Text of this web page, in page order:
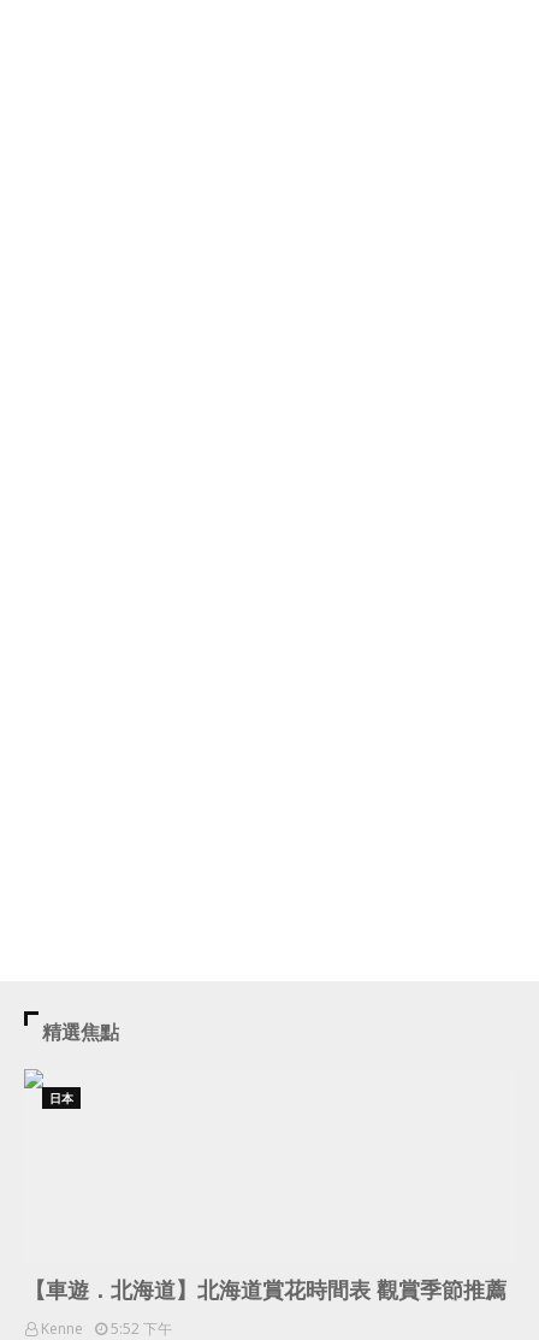
精選焦點
日本
【車遊．北海道】北海道賞花時間表 觀賞季節推薦
Kenne
5:52 下午